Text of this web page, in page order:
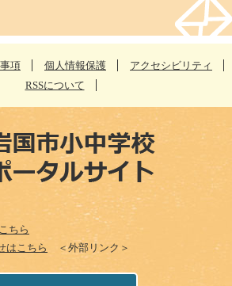
項 個人情報保護
アクセシビリティ
RSSについて
ちら
はこちら
＜外部リンク＞